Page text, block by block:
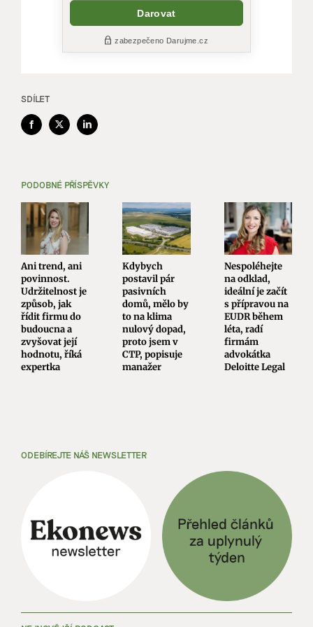
SDÍLET
Facebook
X LinkedIn
PODOBNÉ PŘÍSPĚVKY
Ani trend, ani
povinnost.
Udržitelnost je
způsob, jak
řídit firmu do
budoucna a
zvyšovat její
hodnotu, říká
expertka
Kdybych
postavil pár
pasivních
domů, mělo by
to na klima
nulový dopad,
proto jsem v
CTP, popisuje
manažer
Nespoléhejte
na odklad,
ideální je začít
s přípravou na
EUDR během
léta, radí
firmám
advokátka
Deloitte Legal
ODEBÍREJTE NÁŠ NEWSLETTER